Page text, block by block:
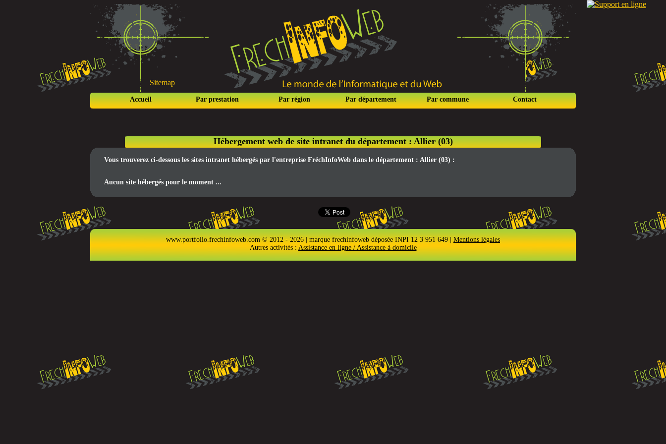
Sitemap
Accueil Par prestation Par région Par département Par commune Contact
Hébergement web de site intranet du département : Allier (03)
Vous trouverez ci-dessous les sites intranet hébergés par l'entreprise FréchInfoWeb dans le département : Allier (03) :
Aucun site hébergés pour le moment ...
www.portfolio.frechinfoweb.com © 2012 - 2026 | marque frechinfoweb déposée INPI 12 3 951 649 |Mentions légales
Autres activités : Assistance en ligne / Assistance à domicile